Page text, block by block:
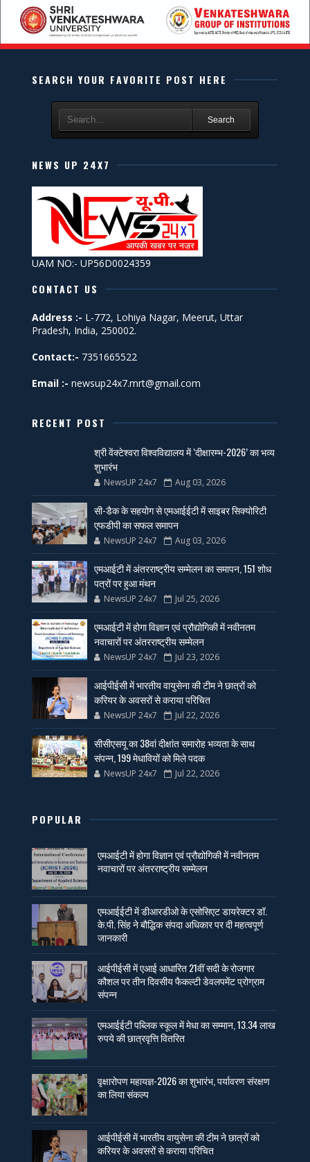
SEARCH YOUR FAVORITE POST HERE
Search
NEWS UP 24X7
UAM NO:- UP56D0024359
CONTACT US
Address :- L-772, Lohiya Nagar, Meerut, Uttar
Pradesh, India, 250002.
Contact:- 7351665522
Email :- newsup24x7.mrt@gmail.com
RECENT POST
श्री वेंक्टेश्वरा विश्वविद्यालय में ‘दीक्षारम्भ-2026’ का भव्य
शुभारंभ
NewsUP 24x7 Aug 03, 2026
सी-डैक के सहयोग से एमआईईटी में साइबर सिक्योरिटी
एफडीपी का सफल समापन
NewsUP 24x7 Aug 03, 2026
एमआईटी में अंतरराष्ट्रीय सम्मेलन का समापन, 151 शोध
पत्रों पर हुआ मंथन
NewsUP 24x7 Jul 25, 2026
एमआईटी में होगा विज्ञान एवं प्रौद्योगिकी में नवीनतम
नवाचारों पर अंतरराष्ट्रीय सम्मेलन
NewsUP 24x7 Jul 23, 2026
आईपीईसी में भारतीय वायुसेना की टीम ने छात्रों को
करियर के अवसरों से कराया परिचित
NewsUP 24x7 Jul 22, 2026
सीसीएसयू का 38वां दीक्षांत समारोह भव्यता के साथ
संपन्न, 199 मेधावियों को मिले पदक
NewsUP 24x7 Jul 22, 2026
POPULAR
एमआईटी में होगा विज्ञान एवं प्रौद्योगिकी में नवीनतम
नवाचारों पर अंतरराष्ट्रीय सम्मेलन
एमआईईटी में डीआरडीओ के एसोसिएट डायरेक्टर डॉ.
के.पी. सिंह ने बौद्धिक संपदा अधिकार पर दी महत्वपूर्ण
जानकारी
आईपीईसी में एआई आधारित 21वीं सदी के रोजगार
कौशल पर तीन दिवसीय फैकल्टी डेवलपमेंट प्रोग्राम
संपन्न
एमआईईटी पब्लिक स्कूल में मेधा का सम्मान, 13.34 लाख
रुपये की छात्रवृत्ति वितरित
वृक्षारोपण महायज्ञ-2026 का शुभारंभ, पर्यावरण संरक्षण
का लिया संकल्प
आईपीईसी में भारतीय वायुसेना की टीम ने छात्रों को
करियर के अवसरों से कराया परिचित